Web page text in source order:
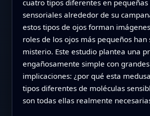
cuatro tipos diferentes en
sensoriales alrededor de su
estos tipos de ojos forman
roles de los ojos más pequeños han
misterio. Este estudio plantea una
engañosamente simple con grandes
implicaciones: ¿por qué esta
tipos diferentes de moléculas
son todas ellas realmente